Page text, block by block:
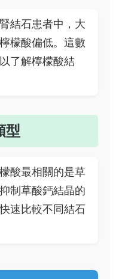
結石患者中，大
檬酸偏低。這數
了解檸檬酸結
型
酸最相關的是草
制草酸鈣結晶的
速比較不同結石